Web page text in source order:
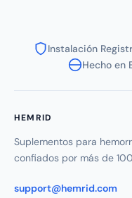
Instalación
Hecho en
HEMRID
Suplementos para
confiados por más de
support@hemrid.com